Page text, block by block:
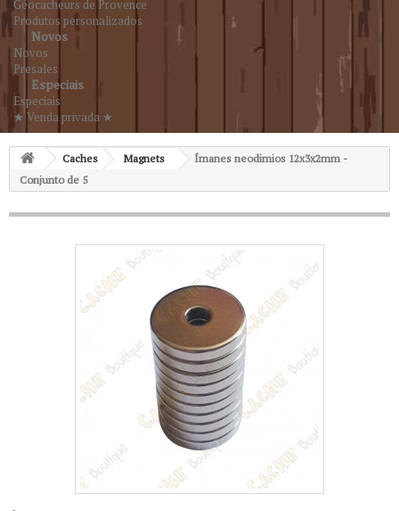
Géocacheurs de Provence
Produtos personalizados
Novos
Novos
Presales
Especiais
Especiais
★ Venda privada ★
Caches Magnets
Ímanes neodimios 12x3x2mm -
Conjunto de 5